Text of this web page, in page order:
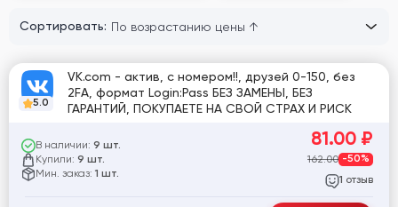
Сортировать:
5.0
VK.com - актив, с номером!!, друзей 0-150, без
2FA, формат Login:Pass БЕЗ ЗАМЕНЫ, БЕЗ
ГАРАНТИЙ, ПОКУПАЕТЕ НА СВОЙ СТРАХ И РИСК
В наличии: 9 шт.
Купили: 9 шт.
Мин. заказ: 1 шт.
81.00 ₽
162.00 -50%
1 отзыв